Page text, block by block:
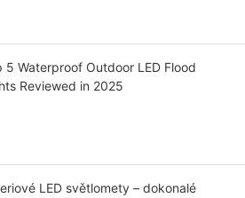
5 Waterproof Outdoor LED Flood
Reviewed in 2025
LED světlomety – dokonalé